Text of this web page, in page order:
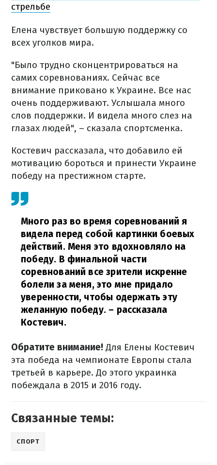
стрельбе
Елена чувствует большую поддержку со
всех уголков мира.
"Было трудно сконцентрироваться на
самих соревнованиях. Сейчас все
внимание приковано к Украине. Все нас
очень поддерживают. Услышала много
слов поддержки. И видела много слез на
глазах людей", – сказала спортсменка.
Костевич рассказала, что добавило ей
мотивацию бороться и принести Украине
победу на престижном старте.
Много раз во время соревнований я
видела перед собой картинки боевых
действий. Меня это вдохновляло на
победу. В финальной части
соревнований все зрители искренне
болели за меня, это мне придало
уверенности, чтобы одержать эту
желанную победу. – рассказала
Костевич.
Обратите внимание! Для Елены Костевич
эта победа на чемпионате Европы стала
третьей в карьере. До этого украинка
побеждала в 2015 и 2016 году.
Связанные темы:
СПОРТ